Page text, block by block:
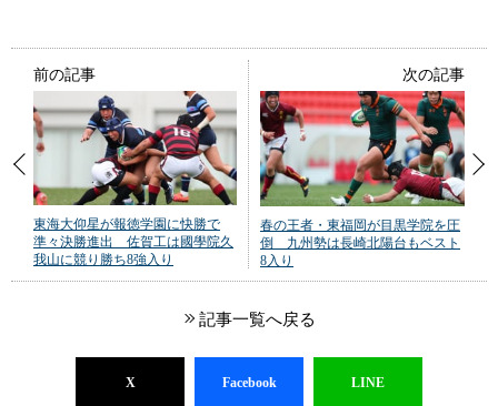
前の記事
東海大仰星が報徳学園に快勝で
準々決勝進出 佐賀工は國學院久
我山に競り勝ち8強入り
次の記事
春の王者・東福岡が目黒学院を圧
倒 九州勢は長崎北陽台もベスト
8入り
記事一覧へ戻る
X Facebook LINE